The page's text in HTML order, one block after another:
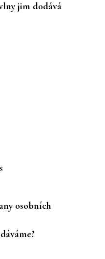
jim dodává
osobních